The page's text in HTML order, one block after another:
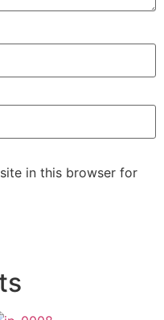
in this browser for